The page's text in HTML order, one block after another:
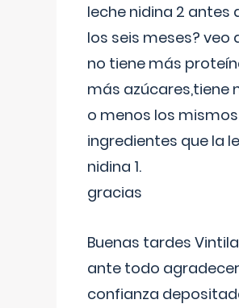
leche nidina 2 antes
los seis meses? veo
no tiene más
más azúcares,tiene
o menos los mismos
ingredientes que la
nidina 1.
gracias
Buenas tardes
ante todo
confianza